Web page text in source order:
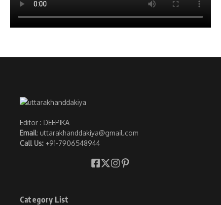
Editor : DEEPIKA
Email: uttarakhanddakiya@gmail.com
Call Us: +91-7906548944
Category List